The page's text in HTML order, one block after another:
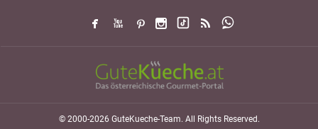
© 2000-2026 GuteKueche-Team. All Rights Reserved.